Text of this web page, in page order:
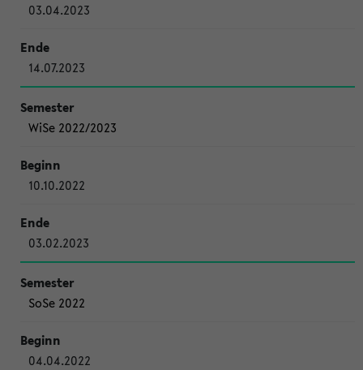
03.04.2023
14.07.2023
WiSe 2022/2023
10.10.2022
03.02.2023
SoSe 2022
04.04.2022